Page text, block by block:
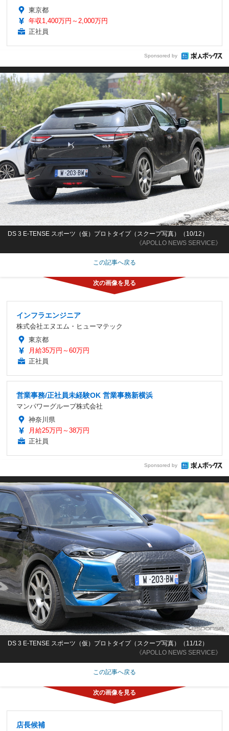
東京都
年収1,400万円～2,000万円
正社員
Sponsored by
《APOLLO NEWS SERVICE》
DS 3 E-TENSE スポーツ（仮）プロトタイプ（スクープ写真）（10/12）
この記事へ戻る
インフラエンジニア
株式会社エヌエム・ヒューマテック
東京都
月給35万円～60万円
正社員
営業事務/正社員未経験OK 営業事務新横浜
マンパワーグループ株式会社
神奈川県
月給25万円～38万円
正社員
Sponsored by
《APOLLO NEWS SERVICE》
DS 3 E-TENSE スポーツ（仮）プロトタイプ（スクープ写真）（11/12）
この記事へ戻る
店長候補